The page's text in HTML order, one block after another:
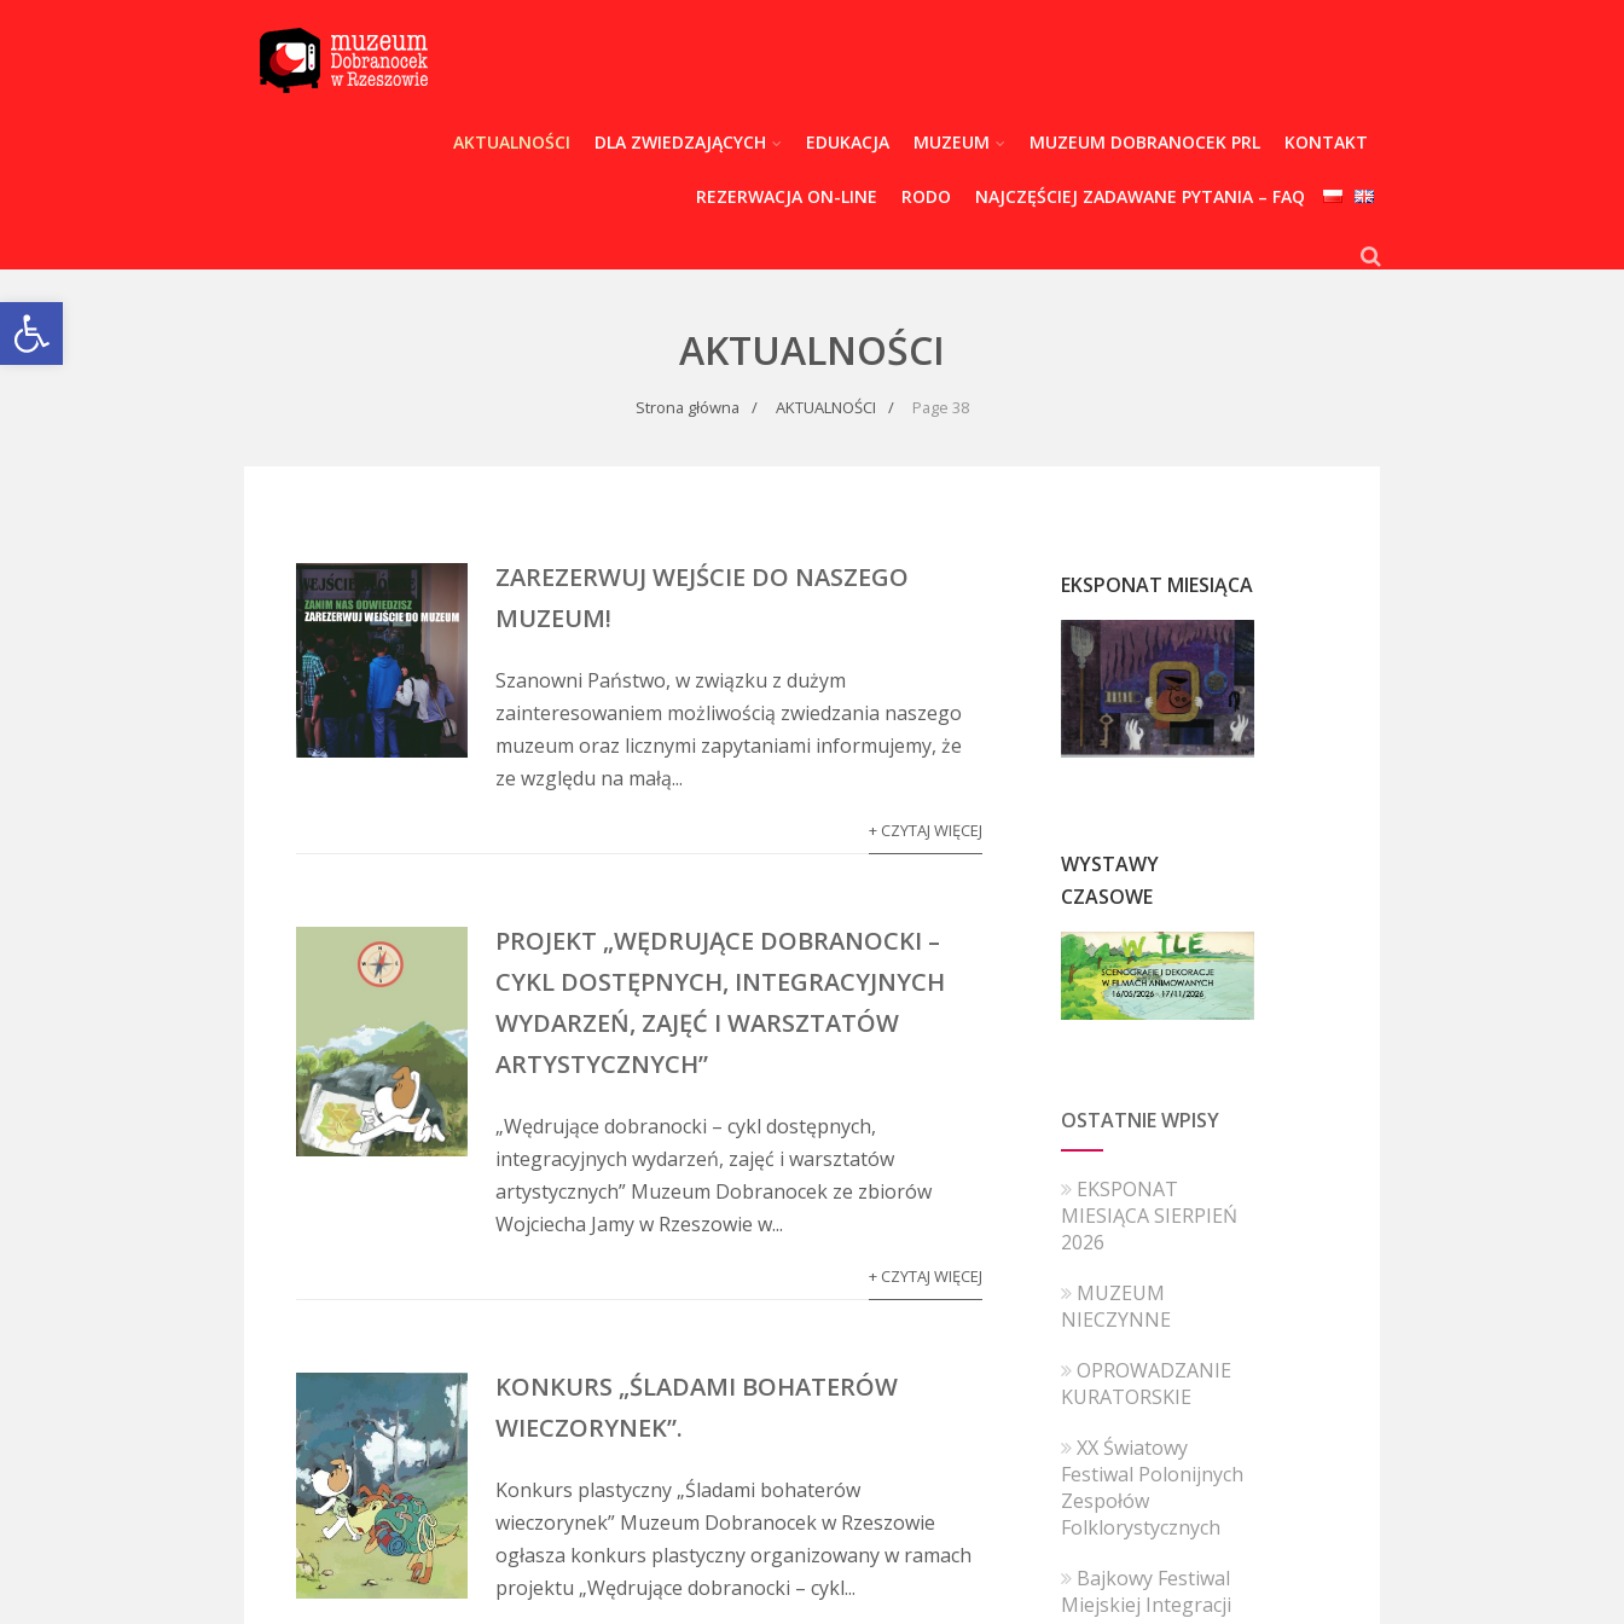
Open toolbar
AKTUALNOŚCI DLA ZWIEDZAJĄCYCH EDUKACJA MUZEUM MUZEUM DOBRANOCEK PRL KONTAKT
REZERWACJA ON-LINE RODO NAJCZĘŚCIEJ ZADAWANE PYTANIA – FAQ
AKTUALNOŚCI
Strona główna AKTUALNOŚCI Page 38
ZAREZERWUJ WEJŚCIE DO NASZEGO
MUZEUM!
Szanowni Państwo, w związku z dużym
zainteresowaniem możliwością zwiedzania naszego
muzeum oraz licznymi zapytaniami informujemy, że
ze względu na małą...
+ CZYTAJ WIĘCEJ
PROJEKT „WĘDRUJĄCE DOBRANOCKI –
CYKL DOSTĘPNYCH, INTEGRACYJNYCH
WYDARZEŃ, ZAJĘĆ I WARSZTATÓW
ARTYSTYCZNYCH”
„Wędrujące dobranocki – cykl dostępnych,
integracyjnych wydarzeń, zajęć i warsztatów
artystycznych” Muzeum Dobranocek ze zbiorów
Wojciecha Jamy w Rzeszowie w...
+ CZYTAJ WIĘCEJ
KONKURS „ŚLADAMI BOHATERÓW
WIECZORYNEK”.
Konkurs plastyczny „Śladami bohaterów
wieczorynek” Muzeum Dobranocek w Rzeszowie
ogłasza konkurs plastyczny organizowany w ramach
projektu „Wędrujące dobranocki – cykl...
EKSPONAT MIESIĄCA
WYSTAWY
CZASOWE
OSTATNIE WPISY
EKSPONAT
MIESIĄCA SIERPIEŃ
2026
MUZEUM
NIECZYNNE
OPROWADZANIE
KURATORSKIE
XX Światowy
Festiwal Polonijnych
Zespołów
Folklorystycznych
Bajkowy Festiwal
Miejskiej Integracji